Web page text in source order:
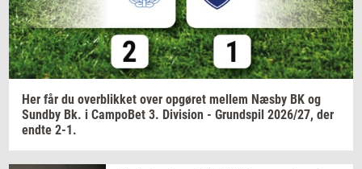
muligt at afmelde.
Privatlivspolitik.
Her får du over­blik­ket over op­gø­ret mel­lem Næsby BK og
Sund­by Bk. i Cam­po­Bet 3. Di­vi­sion - Grund­spil 2026/27, der
endte 2-1.